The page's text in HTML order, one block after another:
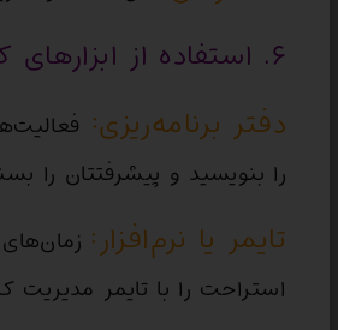
۶. استفاده از ابزارهای کمکی:
دفتر برنامه‌ریزی:
را بنویسید و پیشرفتتان را
تایمر یا نرم‌افزار:
استراحت را با تایمر مدیریت